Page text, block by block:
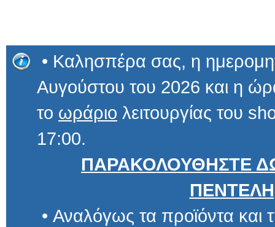
• Καλησπέρα σας, η
Αυγούστου του 2026 και
το ωράριο λειτουργίας του
17:00.
ΠΑΡΑΚΟΛΟΥΘΗΣΤΕ
• Αναλόγως τα προϊόντα και
παραγγελίας (πχ προϊόντα αξίας
είναι εφικτό να προχωρήσει ή να
αντικαταβολή παρά μόνο μετά
οφείλεται στο ότι το site μας τώρα
τους πρώην προμηθευτές μας